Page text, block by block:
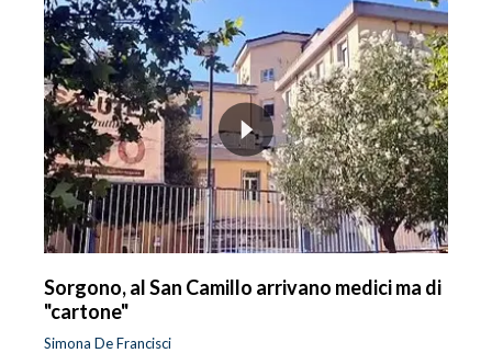
Sorgono, al San Camillo arrivano medici ma di
"cartone"
Simona De Francisci